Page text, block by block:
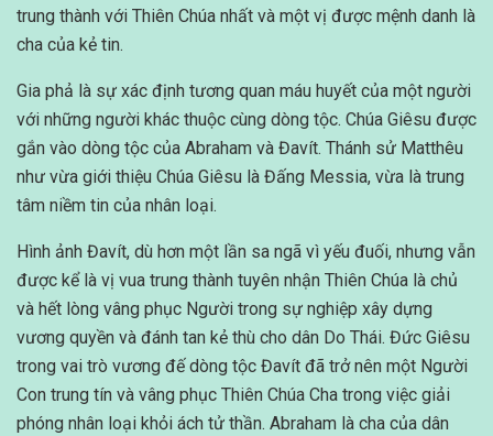
trung thành với Thiên Chúa nhất và một vị được mệnh danh là
cha của kẻ tin.
Gia phả là sự xác định tương quan máu huyết của một người
với những người khác thuộc cùng dòng tộc. Chúa Giêsu được
gắn vào dòng tộc của Abraham và Đavít. Thánh sử Matthêu
như vừa giới thiệu Chúa Giêsu là Đấng Messia, vừa là trung
tâm niềm tin của nhân loại.
Hình ảnh Đavít, dù hơn một lần sa ngã vì yếu đuối, nhưng vẫn
được kể là vị vua trung thành tuyên nhận Thiên Chúa là chủ
và hết lòng vâng phục Người trong sự nghiệp xây dựng
vương quyền và đánh tan kẻ thù cho dân Do Thái. Đức Giêsu
trong vai trò vương đế dòng tộc Đavít đã trở nên một Người
Con trung tín và vâng phục Thiên Chúa Cha trong việc giải
phóng nhân loại khỏi ách tử thần. Abraham là cha của dân